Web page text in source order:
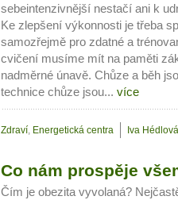
sebeintenzivnější nestačí ani k
Ke zlepšení výkonnosti je třeba
samozřejmě pro zdatné a
cvičení musíme mít na paměti
nadměrné únavě. Chůze a běh
technice chůze jsou... více
Zdraví, Energetická centra Iva Hédlová
Co nám prospěje
Čím je obezita vyvolaná?